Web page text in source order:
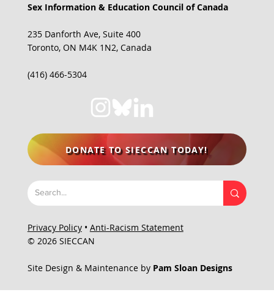
SIECCAN's New Resources Are Out!
Sex Information & Education Council of Canada
235 Danforth Ave, Suite 400
Toronto, ON M4K 1N2, Canada
(416) 466-5304
Privacy Policy• Anti-Racism Statement
© 2026 SIECCAN
Site Design & Maintenance by Pam Sloan Designs
DONATE TO SIECCAN TODAY!